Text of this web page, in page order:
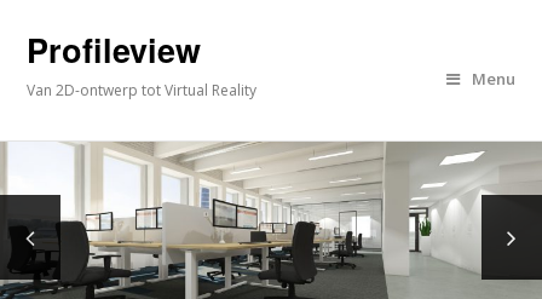
Profileview
Van 2D-ontwerp tot Virtual Reality
Menu